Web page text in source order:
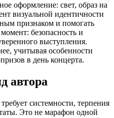
оформление: свет, образ на
визуальной идентичности
признаком и помогать
безопасность и
выступления.
учитывая особенности
в день концерта.
автора
системности, терпения
Это не марафон одной